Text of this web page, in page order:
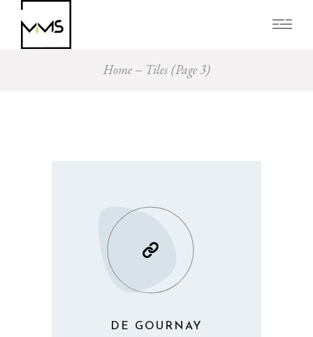
Home Tiles (Page 3)
DE GOURNAY